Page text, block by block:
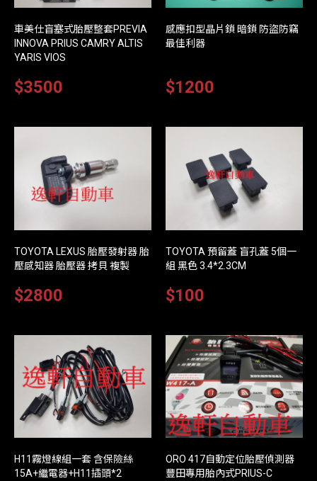
車美仕盲塞式胎壓整套PREVIA
INNOVA PRIUS CAMRY ALTIS
YARIS VIOS
$3500
感應扣型晶片鎖 暗鎖 防盜防竊
最佳利器
$1200
TOYOTA LEXUS 胎壓發射器 胎
壓感知器 胎壓器 拷貝 複製
$2800
TOYOTA 預留蓋 盲孔蓋 5個一
組 黑色 3.4*2.3CM
$100
H11霧燈線組一套 含保險絲
15A+繼電器+H11插頭*2
ORO 417自動定位胎壓偵測器
豐田專用胎內式PRIUS-C